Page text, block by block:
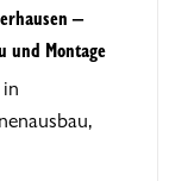
–
und Montage